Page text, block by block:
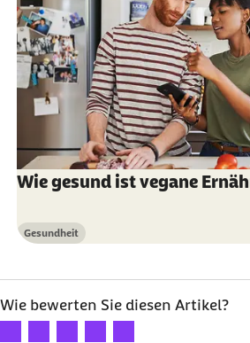
Wie gesund ist vegane
Kategorie
Gesundheit
Wie bewerten Sie diesen Artikel?
Ihre Bewertung: 1 Stern
Ihre Bewertung: 2 Sterne
Ihre Bewertung: 3 Sterne
Ihre Bewertung: 4 Sterne
Ihre Bewertung: 5